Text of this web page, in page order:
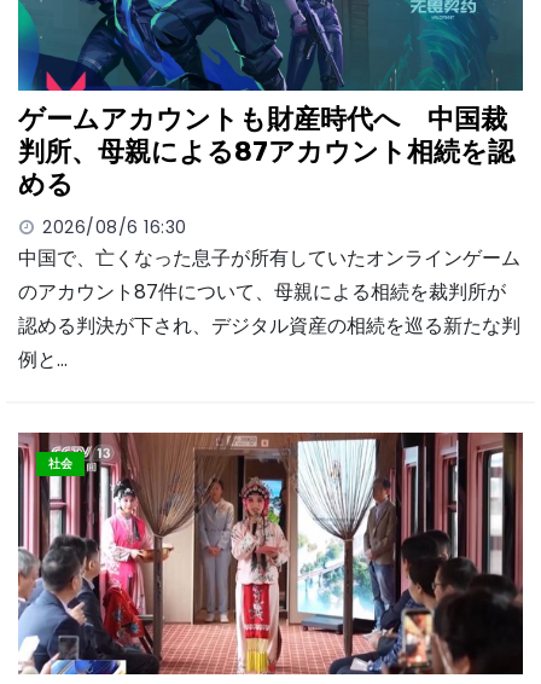
ゲームアカウントも財産時代へ 中国裁
判所、母親による87アカウント相続を認
める
2026/08/6 16:30
中国で、亡くなった息子が所有していたオンラインゲーム
のアカウント87件について、母親による相続を裁判所が
認める判決が下され、デジタル資産の相続を巡る新たな判
例と…
社会